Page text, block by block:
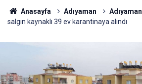
Anasayfa Adıyaman Adıyaman
salgın kaynaklı 39 ev karantinaya alındı